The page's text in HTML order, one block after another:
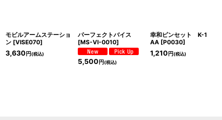
モビルアームステーショ
ン [VISE070]
3,630 円(税込)
パーフェクトバイス
[MS-VI-0010]
5,500 円(税込)
幸和ピンセット K-1
AA [P0030]
1,210 円(税込)